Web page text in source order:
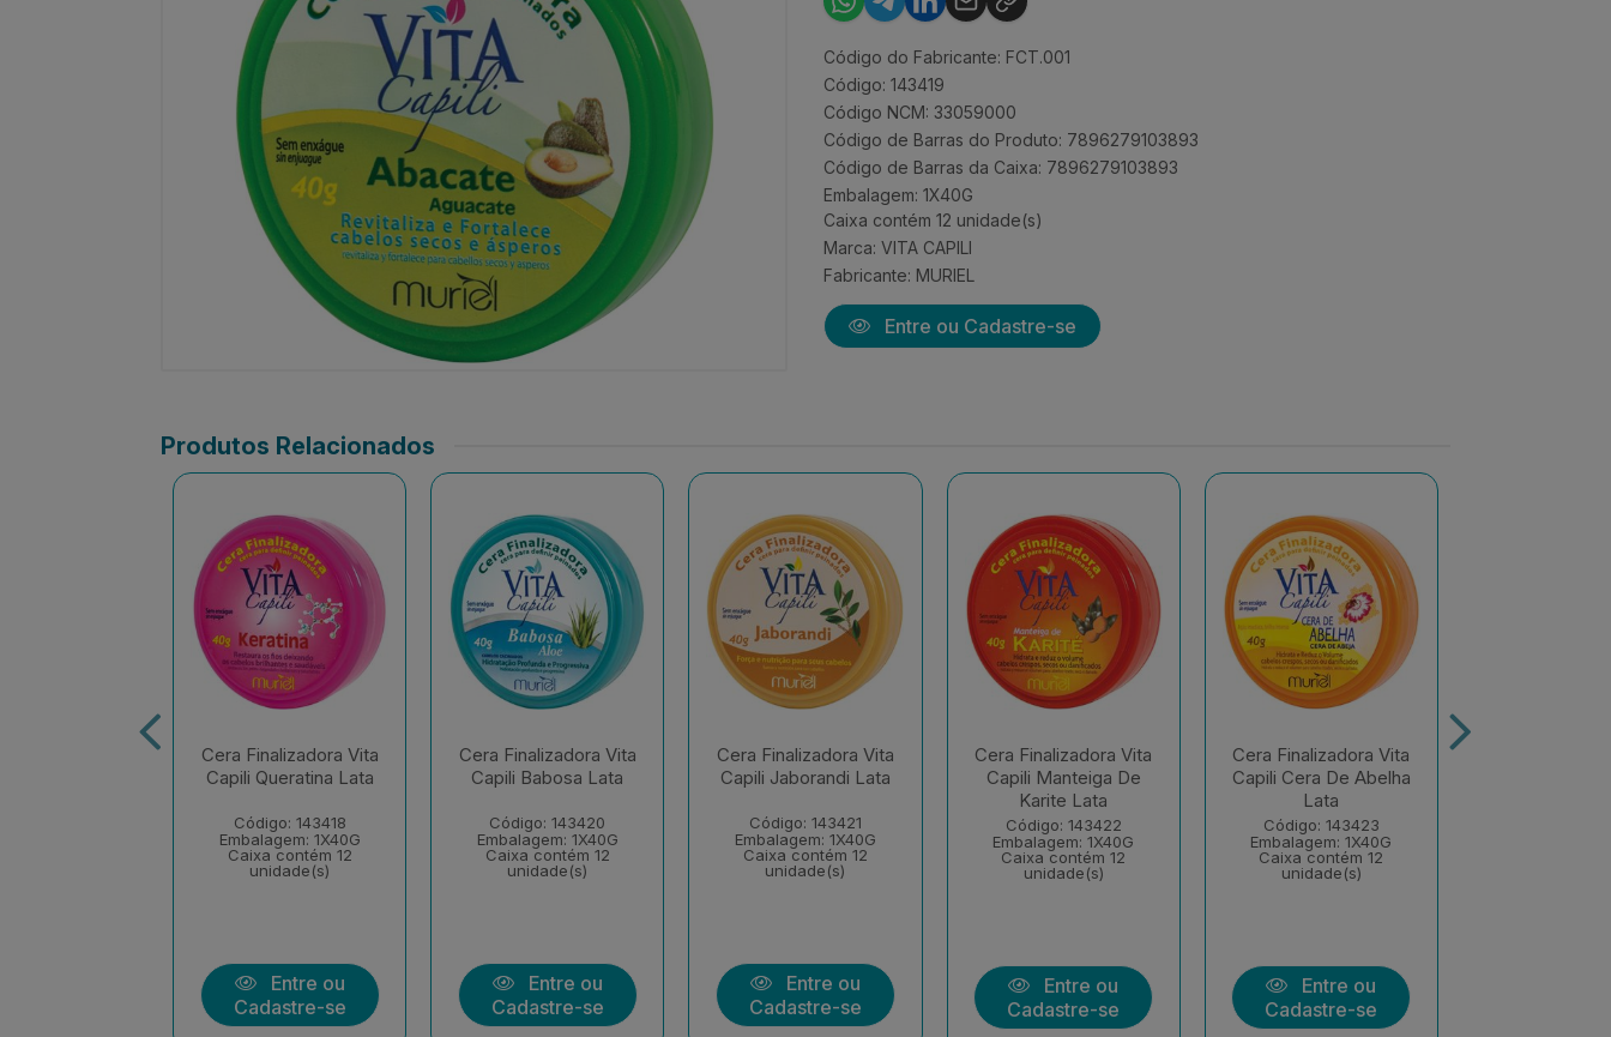
Código do Fabricante: FCT.001
Código: 143419
Código NCM: 33059000
Código de Barras do Produto: 7896279103893
Código de Barras da Caixa: 7896279103893
Embalagem: 1X40G
Caixa contém 12 unidade(s)
Marca: VITA CAPILI
Fabricante: MURIEL
Entre ou Cadastre-se
Produtos Relacionados
Cera Finalizadora Vita
Capili Queratina Lata
Código: 143418
Embalagem: 1X40G
Caixa contém 12
unidade(s)
Entre ou
Cadastre-se
Cera Finalizadora Vita
Capili Babosa Lata
Código: 143420
Embalagem: 1X40G
Caixa contém 12
unidade(s)
Entre ou
Cadastre-se
Cera Finalizadora Vita
Capili Jaborandi Lata
Código: 143421
Embalagem: 1X40G
Caixa contém 12
unidade(s)
Entre ou
Cadastre-se
Cera Finalizadora Vita
Capili Manteiga De
Karite Lata
Código: 143422
Embalagem: 1X40G
Caixa contém 12
unidade(s)
Entre ou
Cadastre-se
Cera Finalizadora Vita
Capili Cera De Abelha
Lata
Código: 143423
Embalagem: 1X40G
Caixa contém 12
unidade(s)
Entre ou
Cadastre-se